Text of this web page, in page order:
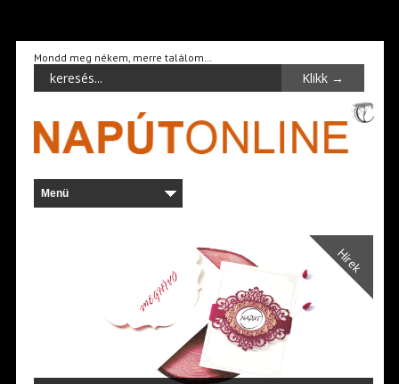
Mondd meg nékem, merre találom…
Hírek